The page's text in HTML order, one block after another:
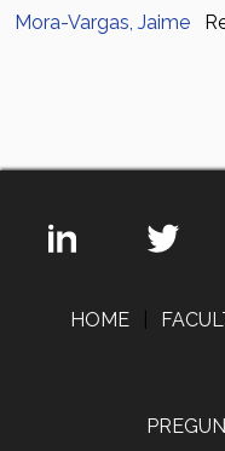
Mora-Vargas, Jaime
HOME